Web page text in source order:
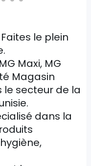
le plein
Maxi, MG
Magasin
secteur de la
dans la